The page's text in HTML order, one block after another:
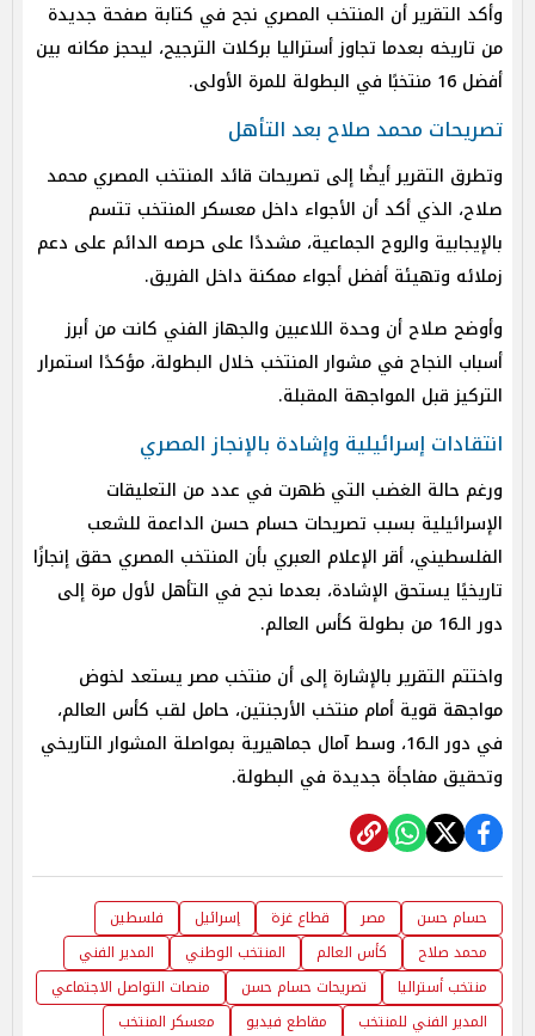
وأكد التقرير أن المنتخب المصري نجح في كتابة صفحة جديدة
من تاريخه بعدما تجاوز أستراليا بركلات الترجيح، ليحجز مكانه بين
أفضل 16 منتخبًا في البطولة للمرة الأولى.
تصريحات محمد صلاح بعد التأهل
وتطرق التقرير أيضًا إلى تصريحات قائد المنتخب المصري محمد
صلاح، الذي أكد أن الأجواء داخل معسكر المنتخب تتسم
بالإيجابية والروح الجماعية، مشددًا على حرصه الدائم على دعم
زملائه وتهيئة أفضل أجواء ممكنة داخل الفريق.
وأوضح صلاح أن وحدة اللاعبين والجهاز الفني كانت من أبرز
أسباب النجاح في مشوار المنتخب خلال البطولة، مؤكدًا استمرار
التركيز قبل المواجهة المقبلة.
انتقادات إسرائيلية وإشادة بالإنجاز المصري
ورغم حالة الغضب التي ظهرت في عدد من التعليقات
الإسرائيلية بسبب تصريحات حسام حسن الداعمة للشعب
الفلسطيني، أقر الإعلام العبري بأن المنتخب المصري حقق إنجازًا
تاريخيًا يستحق الإشادة، بعدما نجح في التأهل لأول مرة إلى
دور الـ16 من بطولة كأس العالم.
واختتم التقرير بالإشارة إلى أن منتخب مصر يستعد لخوض
مواجهة قوية أمام منتخب الأرجنتين، حامل لقب كأس العالم،
في دور الـ16، وسط آمال جماهيرية بمواصلة المشوار التاريخي
وتحقيق مفاجأة جديدة في البطولة.
حسام حسن مصر قطاع غزة إسرائيل
فلسطين
محمد صلاح
كأس العالم المنتخب الوطني
المدير الفني
منتخب أستراليا
تصريحات حسام حسن
منصات التواصل الاجتماعي
المدير الفني للمنتخب
مقاطع فيديو
معسكر المنتخب